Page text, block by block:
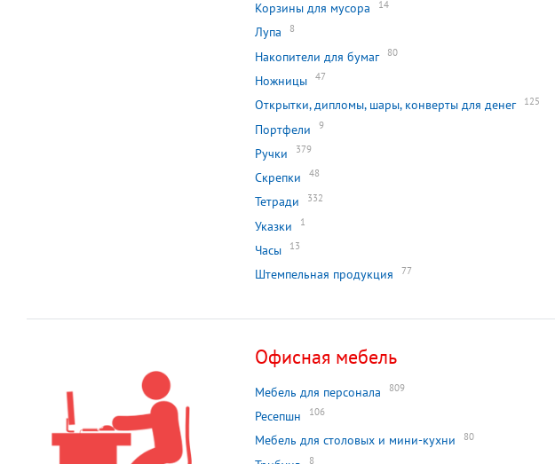
Корзины для мусора 14
Лупа 8
Накопители для бумаг 80
Ножницы 47
Открытки, дипломы, шары, конверты для денег 125
Портфели 9
Ручки 379
Скрепки 48
Тетради 332
Указки 1
Часы 13
Штемпельная продукция 77
Офисная мебель
Мебель для персонала 809
Ресепшн 106
Мебель для столовых и мини-кухни 80
8